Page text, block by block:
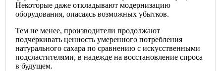
Некоторые даже откладывают модернизацию
оборудования, опасаясь возможных убытков.
Тем не менее, производители продолжают
подчеркивать ценность умеренного потребления
натурального сахара по сравнению с искусственными
подсластителями, в надежде на восстановление спроса
в будущем.